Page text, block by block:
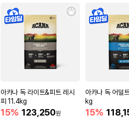
아카나 독 라이트&피트 레시
피 11.4kg
15% 123,250원
아카나 독 어덜
kg
15%